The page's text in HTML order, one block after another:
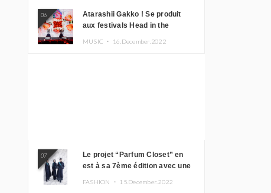
06
Atarashii Gakko ! Se produit
aux festivals Head in the
MUSIC ・ 16.December.2022
07
Le projet “Parfum Closet” en
est à sa 7ème édition avec une
FASHION ・ 15.December.2022